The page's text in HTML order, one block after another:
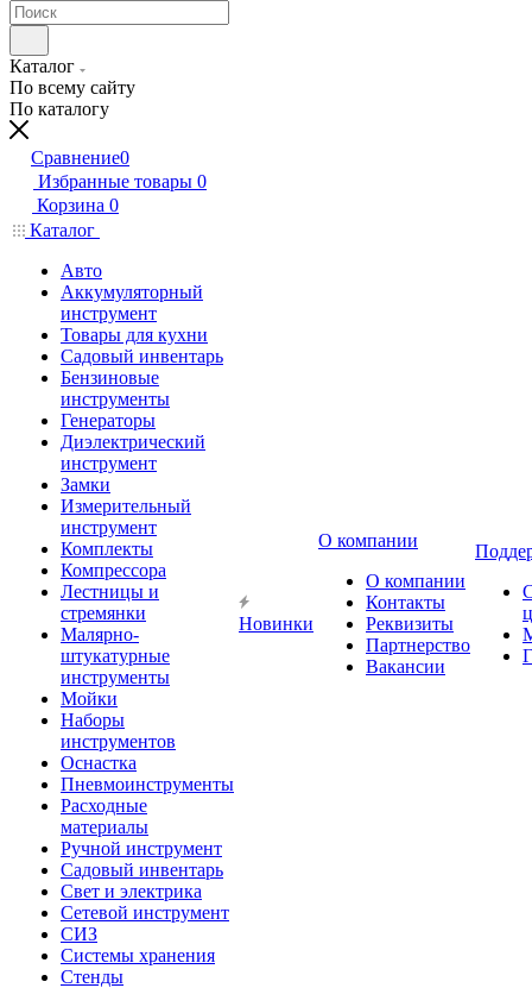
Каталог
По всему сайту
По каталогу
Сравнение0
Избранные товары 0
Корзина 0
Каталог
Авто
Аккумуляторный
инструмент
Товары для кухни
Садовый инвентарь
Бензиновые
инструменты
Генераторы
Диэлектрический
инструмент
Замки
Измерительный
инструмент
Комплекты
Компрессора
Лестницы и
стремянки
Малярно-
штукатурные
инструменты
Мойки
Наборы
инструментов
Оснастка
Пневмоинструменты
Расходные
материалы
Ручной инструмент
Садовый инвентарь
Свет и электрика
Сетевой инструмент
СИЗ
Системы хранения
Стенды
Новинки
О компании
О компании
Контакты
Реквизиты
Партнерство
Вакансии